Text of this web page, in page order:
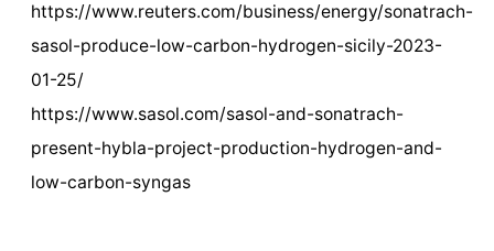
https://www.reuters.com/business/energy/sonatrach-
sasol-produce-low-carbon-hydrogen-sicily-2023-
01-25/
https://www.sasol.com/sasol-and-sonatrach-
present-hybla-project-production-hydrogen-and-
low-carbon-syngas